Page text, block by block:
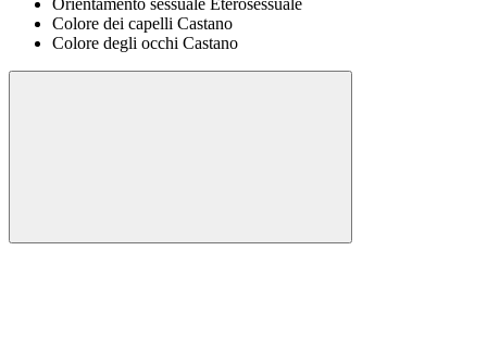
Orientamento sessuale Eterosessuale
Colore dei capelli Castano
Colore degli occhi Castano